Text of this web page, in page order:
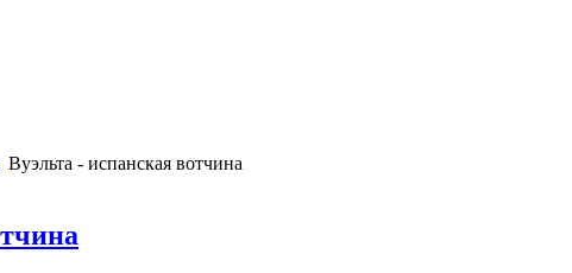
Вуэльта - испанская вотчина